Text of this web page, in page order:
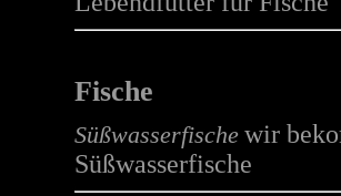
Fische
Süßwasserfische wir
Süßwasserfische